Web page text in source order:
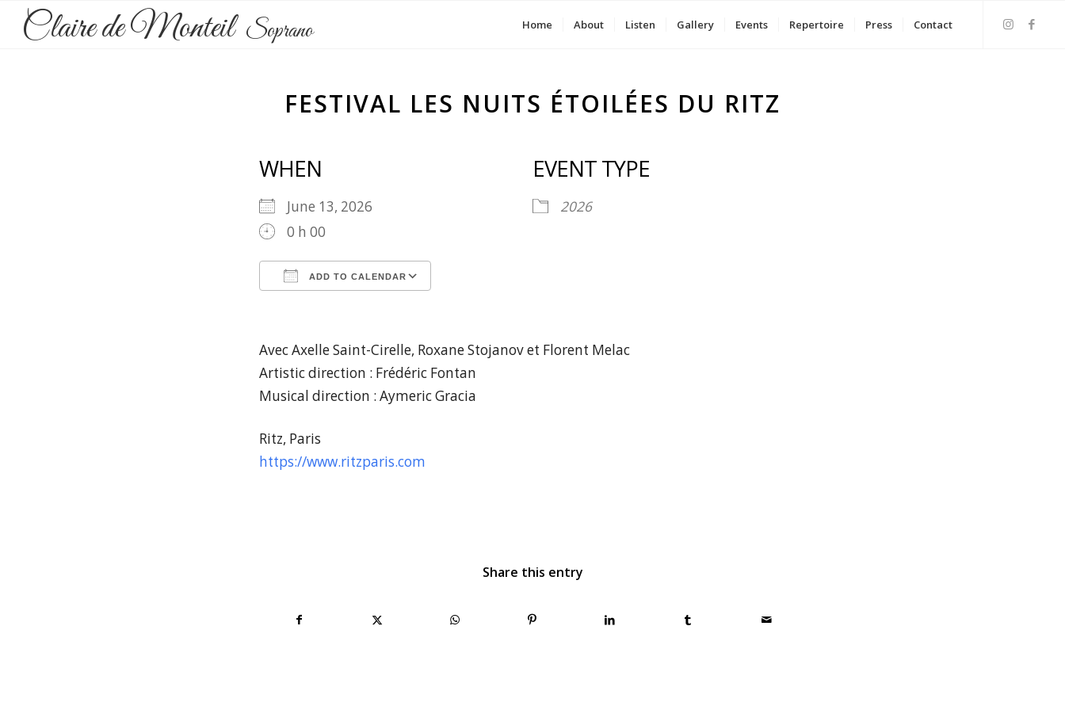
Claire de Monteil Soprano Home About Listen Gallery Events Repertoire Press Contact
FESTIVAL LES NUITS ÉTOILÉES DU RITZ
WHEN
June 13, 2026
0 h 00
ADD TO CALENDAR
EVENT TYPE
2026
Avec Axelle Saint-Cirelle, Roxane Stojanov et Florent Melac
Artistic direction : Frédéric Fontan
Musical direction : Aymeric Gracia
Ritz, Paris
https://www.ritzparis.com
Share this entry